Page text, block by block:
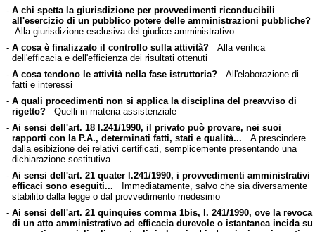
- A chi spetta la giurisdizione per provvedimenti riconducibili
all'esercizio di un pubblico potere delle amministrazioni pubbliche?
Alla giurisdizione esclusiva del giudice amministrativo
- A cosa è finalizzato il controllo sulla attività?Alla verifica
dell'efficacia e dell'efficienza dei risultati ottenuti
- A cosa tendono le attività nella fase istruttoria?All'elaborazione di
fatti e interessi
- A quali procedimenti non si applica la disciplina del preavviso di
rigetto?Quelli in materia assistenziale
- Ai sensi dell'art. 18 l.241/1990, il privato può provare, nei suoi
rapporti con la P.A., determinati fatti, stati e qualità... A prescindere
dalla esibizione dei relativi certificati, semplicemente presentando una
dichiarazione sostitutiva
- Ai sensi dell'art. 21 quater l.241/1990, i provvedimenti amministrativi
efficaci sono eseguiti... Immediatamente, salvo che sia diversamente
stabilito dalla legge o dal provvedimento medesimo
- Ai sensi dell'art. 21 quinquies comma 1bis, l. 241/1990, ove la revoca
di un atto amministrativo ad efficacia durevole o istantanea incida su